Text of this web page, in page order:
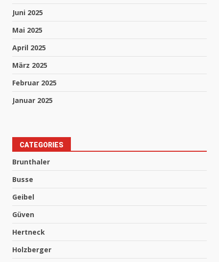
Juni 2025
Mai 2025
April 2025
März 2025
Februar 2025
Januar 2025
CATEGORIES
Brunthaler
Busse
Geibel
Güven
Hertneck
Holzberger